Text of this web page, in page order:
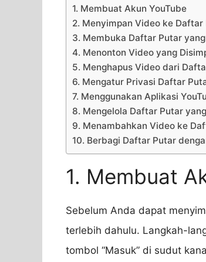
1. Membuat Akun YouTube
2. Menyimpan Video ke Daftar
3. Membuka Daftar Putar
4. Menonton Video yang
5. Menghapus Video dari
6. Mengatur Privasi Daftar
7. Menggunakan Aplikasi
8. Mengelola Daftar Putar
9. Menambahkan Video ke
10. Berbagi Daftar Putar
1. Membuat
Sebelum Anda dapat
terlebih dahulu. Langkah-
tombol “Masuk” di sudut